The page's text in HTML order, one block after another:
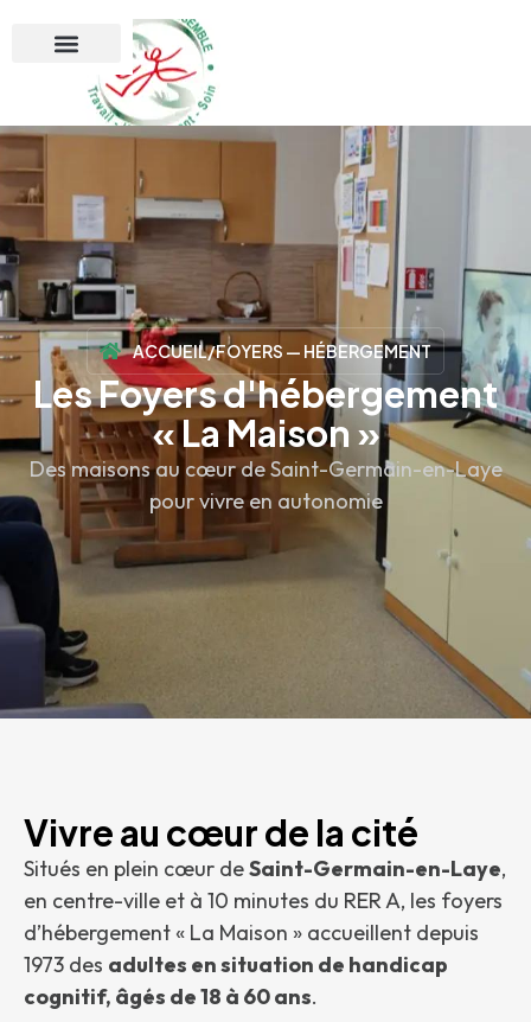
ACCUEIL/FOYERS — HÉBERGEMENT
Les Foyers d'hébergement
« La Maison »
Des maisons au cœur de Saint-Germain-en-Laye
pour vivre en autonomie
Vivre au cœur de la cité
Situés en plein cœur deSaint-Germain-en-Laye,
en centre-ville et à 10 minutes du RER A, les foyers
d’hébergement « La Maison » accueillent depuis
1973 des adultes en situation de handicap
cognitif, âgés de 18 à 60 ans.